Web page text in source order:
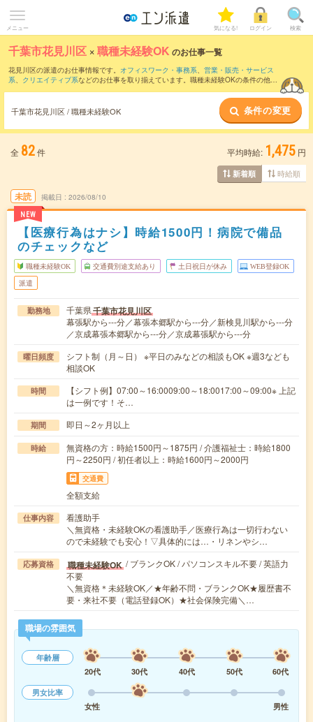
メニュー 気になる! ログイン 検索
千葉市花見川区 ×職種未経験OK のお仕事一覧
花見川区の派遣のお仕事情報です。 オフィスワーク・事務系、 営業・販売・サービス
系、 クリエイティブ系などのお仕事を取り揃えています。職種未経験OKの条件の他
千葉市花見川区 / 職種未経験OK 条件の変更
全 82件 平均時給: 1,475 円
新着順 時給順
未読
NEW
掲載日 2026/08/10
【医療行為はナシ】時給1500円！病院で備品
のチェックなど
職種未経験OK 交通費別途支給あり 土日祝日が休み WEB登録OK
派遣
勤務地 千葉県千葉市花見川区
幕張駅から---分／幕張本郷駅から---分／新検見川駅から---分
／京成幕張本郷駅から---分／京成幕張駅から---分
曜日頻度
シフト制（月～日） ※平日のみなどの相談もOK ※週3なども
相談OK
時間
【シフト例】07:00～16:0009:00～18:0017:00～09:00※ 上記
は一例です！そ…
期間 即日～2ヶ月以上
時給
無資格の方：時給1500円～1875円 / 介護福祉士：時給1800
円～2250円 / 初任者以上：時給1600円～2000円
交通費
全額支給
仕事内容
看護助手
＼無資格・未経験OKの看護助手／医療行為は一切行わない
ので未経験でも安心！▽具体的には…・リネンやシ…
応募資格 職種未経験OK / ブランクOK / パソコンスキル不要 / 英語力
不要
＼無資格＊未経験OK／★年齢不問・ブランクOK★履歴書不
要・来社不要（電話登録OK）★社会保険完備＼…
職場の雰囲気
年齢層
20代
30代 40代 50代
60代
男女比率
女性
男性